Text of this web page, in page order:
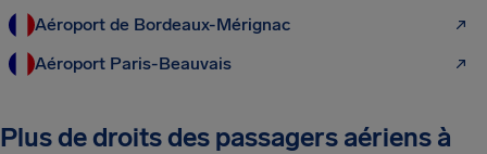
Aéroport de Bordeaux-Mérignac
Aéroport Paris-Beauvais
Plus de droits des passagers aériens à